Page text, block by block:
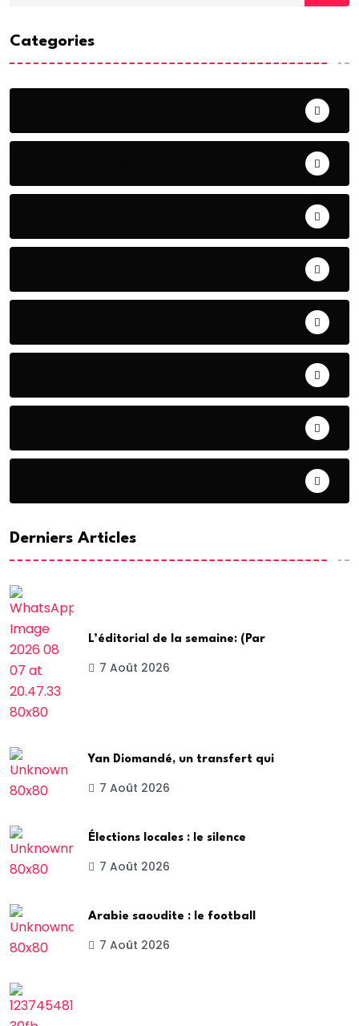
Categories
Derniers Articles
L’éditorial de la semaine: (Par
7 Août 2026
Yan Diomandé, un transfert qui
7 Août 2026
Élections locales : le silence
7 Août 2026
Arabie saoudite : le football
7 Août 2026